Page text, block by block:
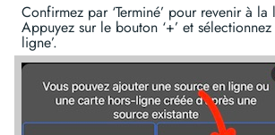
Confirmez par ‘Terminé’ pour revenir à la
Appuyez sur le bouton ‘+’ et sélectionnez
ligne’.